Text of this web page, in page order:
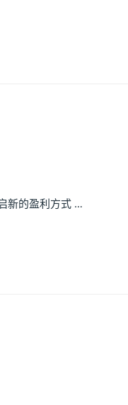
新的盈利方式 …